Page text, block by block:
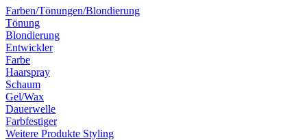
Farben/Tönungen/Blondierung
Tönung
Blondierung
Entwickler
Farbe
Haarspray
Schaum
Gel/Wax
Dauerwelle
Farbfestiger
Weitere Produkte Styling